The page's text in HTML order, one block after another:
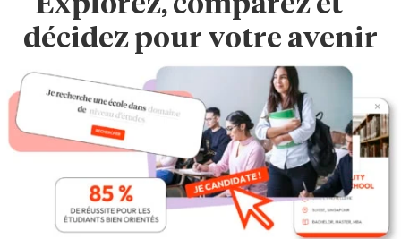
décidez pour votre avenir